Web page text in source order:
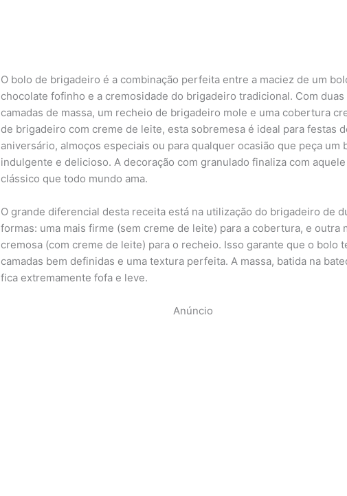
O bolo de brigadeiro é a combinação perfeita entre a maciez de um
chocolate fofinho e a cremosidade do brigadeiro tradicional. Com duas
camadas de massa, um recheio de brigadeiro mole e uma cobertura
de brigadeiro com creme de leite, esta sobremesa é ideal para festas
aniversário, almoços especiais ou para qualquer ocasião que peça um
indulgente e delicioso. A decoração com granulado finaliza com
clássico que todo mundo ama.
O grande diferencial desta receita está na utilização do brigadeiro de
formas: uma mais firme (sem creme de leite) para a cobertura, e outra
cremosa (com creme de leite) para o recheio. Isso garante que o bolo
camadas bem definidas e uma textura perfeita. A massa, batida na
fica extremamente fofa e leve.
Anúncio